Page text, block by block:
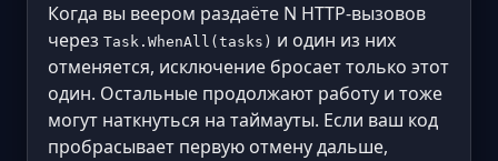
Когда вы веером раздаёте N HTTP-вызовов
через Task.WhenAll(tasks) и один из них
отменяется, исключение бросает только этот
один. Остальные продолжают работу и тоже
могут наткнуться на таймауты. Если ваш код
пробрасывает первую отмену дальше,